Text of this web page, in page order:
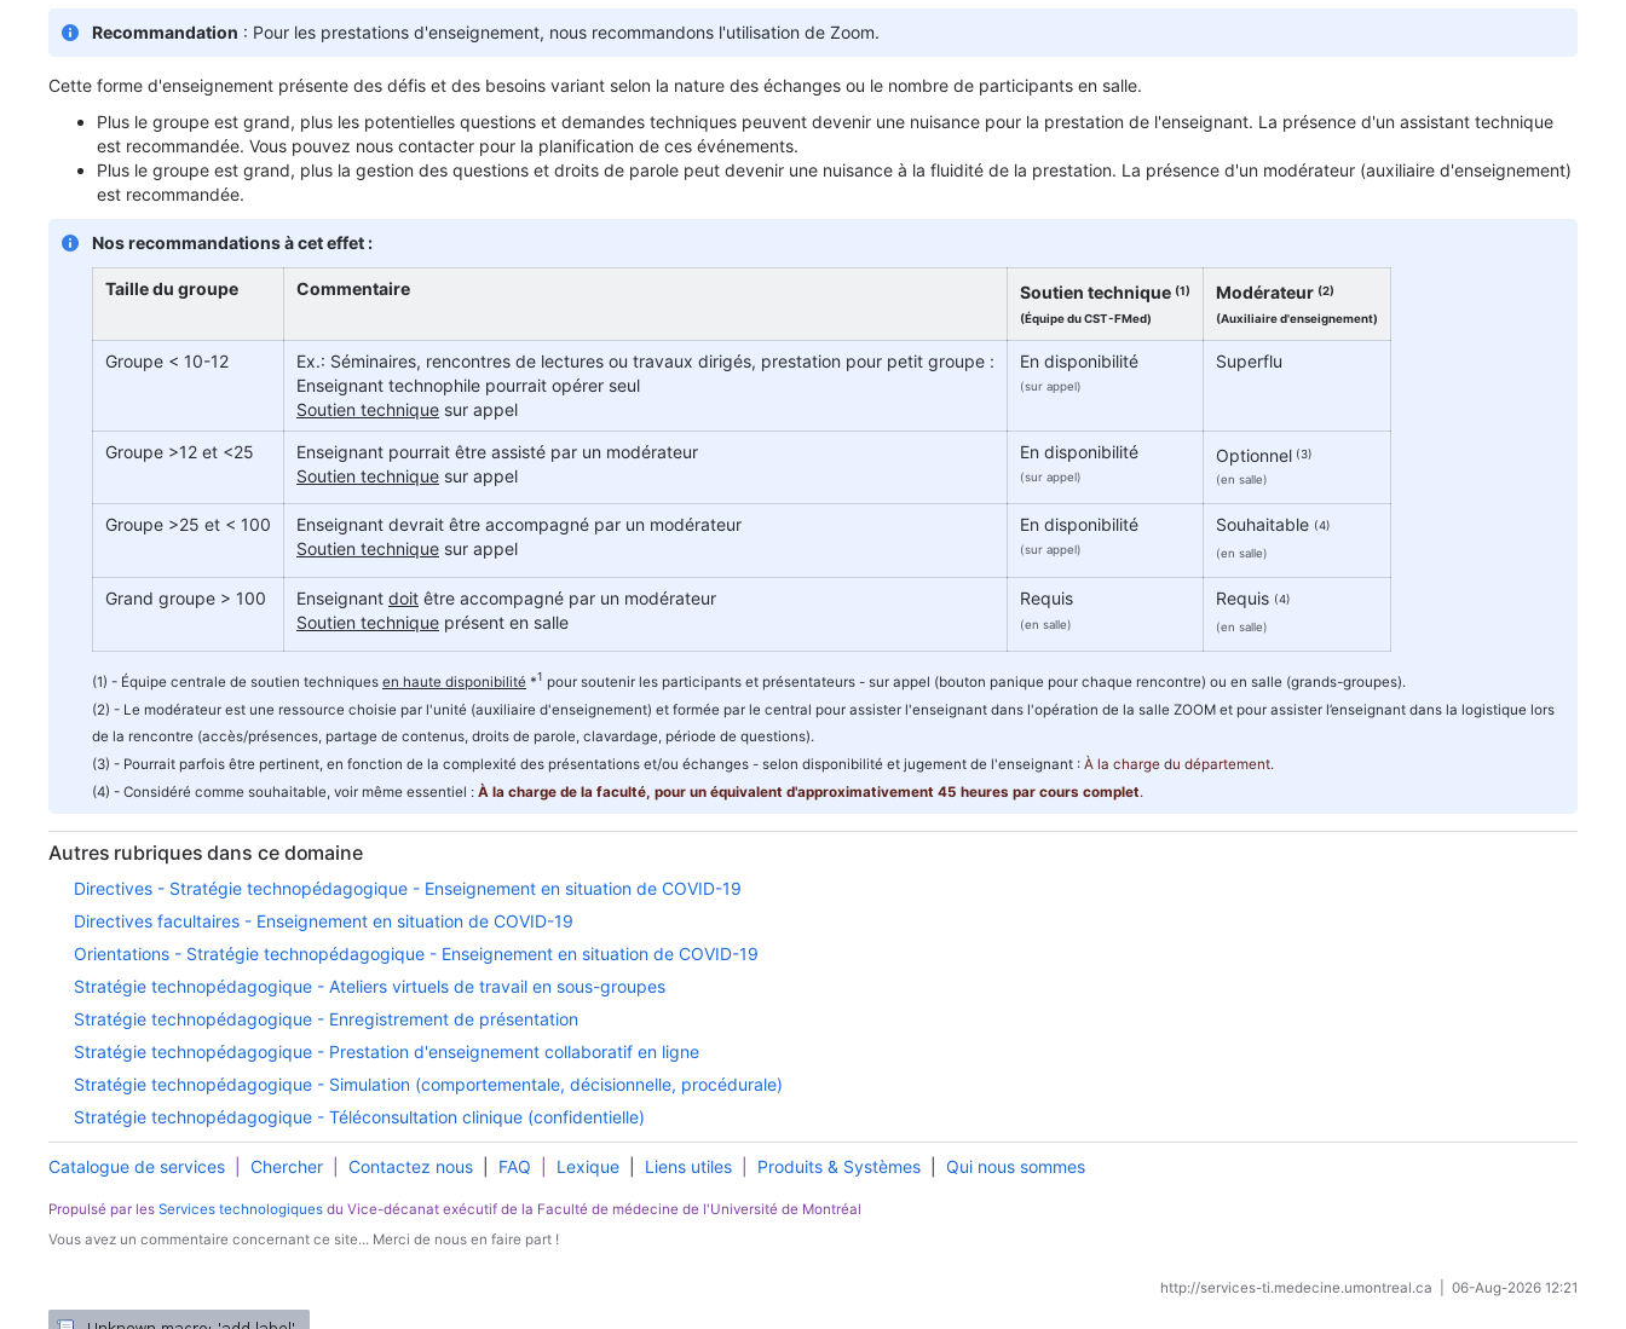
Recommandation : Pour les prestations d'enseignement, nous recommandons l'utilisation de Zoom.
Cette forme d'enseignement présente des défis et des besoins variant selon la nature des échanges ou le nombre de participants en salle.
Plus le groupe est grand, plus les potentielles questions et demandes techniques peuvent devenir une nuisance pour la prestation de l'enseignant. La présence d'un assistant technique
est recommandée. Vous pouvez nous contacter pour la planification de ces événements.
Plus le groupe est grand, plus la gestion des questions et droits de parole peut devenir une nuisance à la fluidité de la prestation. La présence d'un modérateur (auxiliaire d'enseignement)
est recommandée.
Nos recommandations à cet effet :
Taille du groupe Commentaire Soutien technique (1)
(Équipe du CST-FMed)
Modérateur (2)
(Auxiliaire d'enseignement)
Groupe < 10-12
Ex.: Séminaires, rencontres de lectures ou travaux dirigés, prestation pour petit groupe :
Enseignant technophile pourrait opérer seul
Soutien technique sur appel
En disponibilité
(sur appel)
Superflu
Groupe >12 et <25
Enseignant pourrait être assisté par un modérateur
Soutien technique sur appel
En disponibilité
(sur appel)
Optionnel (3)
(en salle)
Groupe >25 et < 100
Enseignant devrait être accompagné par un modérateur
Soutien technique sur appel
En disponibilité
(sur appel)
Souhaitable (4)
(en salle)
Grand groupe > 100 Enseignant doit être accompagné par un modérateur
Soutien technique présent en salle
Requis
(en salle)
Requis (4)
(en salle)
(1) - Équipe centrale de soutien techniques en haute disponibilité *1 pour soutenir les participants et présentateurs - sur appel (bouton panique pour chaque rencontre) ou en salle (grands-groupes).
(2) - Le modérateur est une ressource choisie par l'unité (auxiliaire d'enseignement) et formée par le central pour assister l'enseignant dans l'opération de la salle ZOOM et pour assister l’enseignant dans la logistique lors
de la rencontre (accès/présences, partage de contenus, droits de parole, clavardage, période de questions).
(3) - Pourrait parfois être pertinent, en fonction de la complexité des présentations et/ou échanges - selon disponibilité et jugement de l'enseignant : À la charge du département.
(4) - Considéré comme souhaitable, voir même essentiel : À la charge de la faculté, pour un équivalent d'approximativement 45 heures par cours complet.
Autres rubriques dans ce domaine
Directives - Stratégie technopédagogique - Enseignement en situation de COVID-19
Directives facultaires - Enseignement en situation de COVID-19
Orientations - Stratégie technopédagogique - Enseignement en situation de COVID-19
Stratégie technopédagogique - Ateliers virtuels de travail en sous-groupes
Stratégie technopédagogique - Enregistrement de présentation
Stratégie technopédagogique - Prestation d'enseignement collaboratif en ligne
Stratégie technopédagogique - Simulation (comportementale, décisionnelle, procédurale)
Stratégie technopédagogique - Téléconsultation clinique (confidentielle)
Catalogue de services Chercher Contactez nous FAQ Lexique Liens utiles Produits & Systèmes Qui nous sommes
Propulsé par les Services technologiques du Vice-décanat exécutif de la Faculté de médecine de l'Université de Montréal
Vous avez un commentaire concernant ce site... Merci de nous en faire part !
http://services-ti.medecine.umontreal.ca 06-Aug-2026 12:21